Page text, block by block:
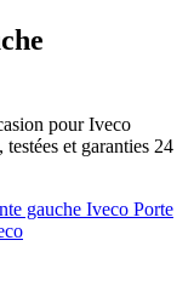
pour Iveco
et garanties 24
gauche Iveco Porte